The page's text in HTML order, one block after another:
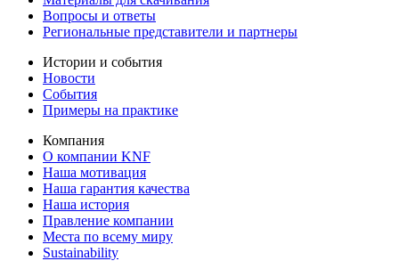
Вопросы и ответы
Региональные представители и партнеры
Истории и события
Новости
События
Примеры на практике
Компания
О компании KNF
Наша мотивация
Наша гарантия качества
Наша история
Правление компании
Места по всему миру
Sustainability